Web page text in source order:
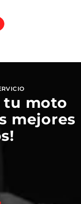
tu moto
mejores